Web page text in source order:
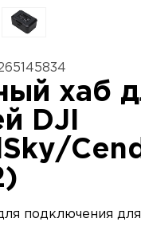
хаб
DJI
подключения